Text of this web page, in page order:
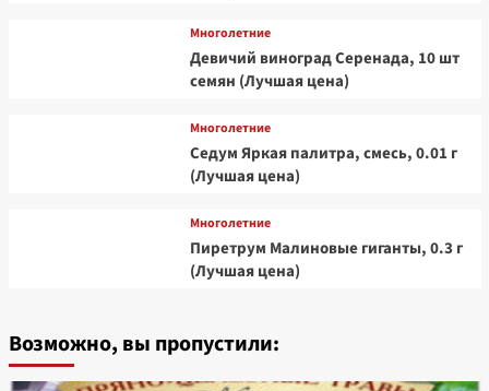
Многолетние
Девичий виноград Серенада, 10 шт
семян (Лучшая цена)
Многолетние
Седум Яркая палитра, смесь, 0.01 г
(Лучшая цена)
Многолетние
Пиретрум Малиновые гиганты, 0.3 г
(Лучшая цена)
Возможно, вы пропустили: